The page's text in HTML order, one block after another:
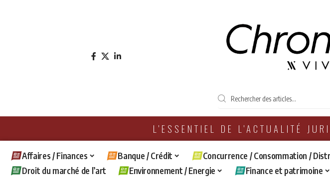
L'ESSENTIEL DE L'ACTUALITÉ
Affaires / Finances Banque / Crédit Concurrence / Consommation /
Droit du marché de l’art
Environnement / Energie Finance et patrimoine